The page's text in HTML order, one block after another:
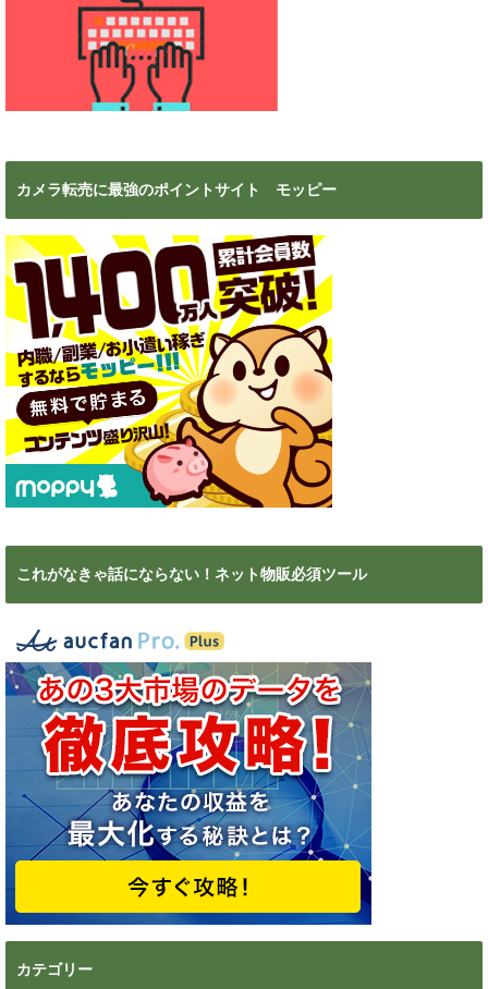
カメラ転売に最強のポイントサイト モッピー
これがなきゃ話にならない！ネット物販必須ツール
カテゴリー